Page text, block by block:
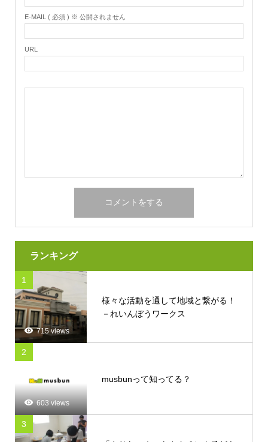
E-MAIL ( 必須 ) ※ 公開されません
URL
ランキング
1
715 views
様々な活動を通して地域と繋がる！
－れいんぼうワークス
2
603 views
musbunって知ってる？
3